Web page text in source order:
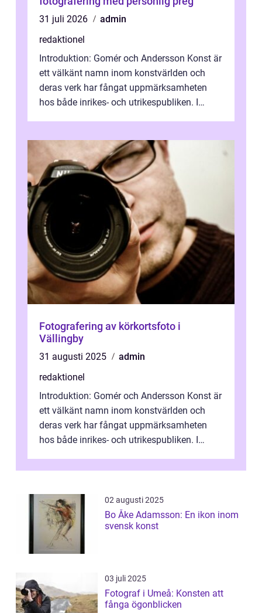
31 juli 2026
admin
redaktionel
Introduktion: Gomér och Andersson Konst är
ett välkänt namn inom konstvärlden och
deras verk har fångat uppmärksamheten
hos både inrikes- och utrikespubliken. I
Fotografering av körkortsfoto i
Vällingby
31 augusti 2025
admin
redaktionel
Introduktion: Gomér och Andersson Konst är
ett välkänt namn inom konstvärlden och
deras verk har fångat uppmärksamheten
hos både inrikes- och utrikespubliken. I
02 augusti 2025
Bo Åke Adamsson: En ikon inom
svensk konst
03 juli 2025
Fotograf i Umeå: Konsten att
fånga ögonblicken